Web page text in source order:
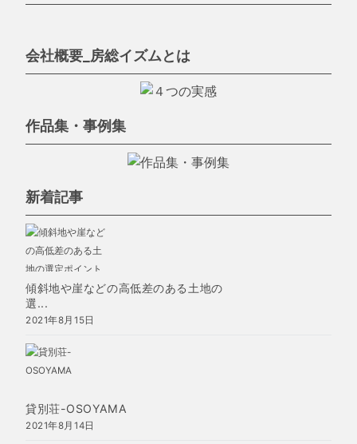
会社概要_房総イズムとは
作品集・事例集
新着記事
傾斜地や崖などの高低差のある土地の
選...
2021年8月15日
貸別荘-OSOYAMA
2021年8月14日